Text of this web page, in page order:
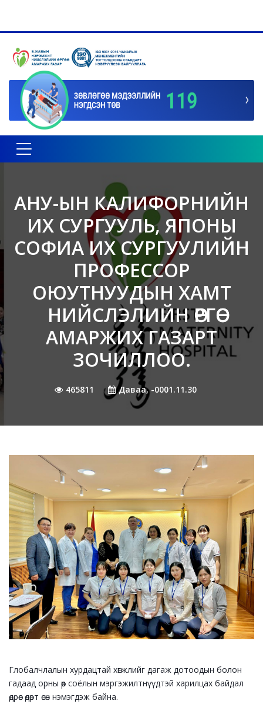
Toggle navigation
АНУ-ЫН КАЛИФОРНИЙН
ИХ СУРГУУЛЬ, ЯПОНЫ
СОФИА ИХ СУРГУУЛИЙН
ПРОФЕССОР
ОЮУТНУУДЫН ХАМТ
НИЙСЛЭЛИЙН ӨРГӨӨ
АМАРЖИХ ГАЗАРТ
ЗОЧИЛЛОО.
465811 Даваа, -0001.11.30
Глобалчлалын хурдацтай хөгжлийг дагаж дотоодын болон
гадаад орны өөр соёлын мэргэжилтнүүдтэй харилцах байдал
өдрөөс өдөрт өсөн нэмэгдэж байна.